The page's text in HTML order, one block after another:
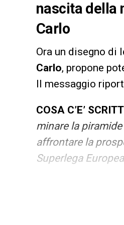
nascita della
Carlo
Ora un disegno di
Carlo, propone
Il messaggio
COSA C’E’
minare la
affrontare la
Superlega
LA PLAYLIST